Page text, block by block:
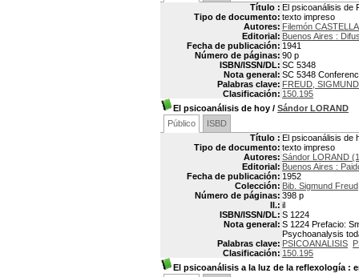
Título : El psicoanálisis de
Tipo de documento: texto impreso
Autores: Filemón
Editorial: Buenos Aires :
Fecha de publicación: 1941
Número de páginas: 90 p
ISBN/ISSN/DL: SC 5348
Nota general: SC 5348
Palabras clave: FREUD,
Clasificación: 150.195
El psicoanálisis de hoy / Sándor LORAND
Público
ISBD
Título : El psicoanálisis de
Tipo de documento: texto impreso
Autores: Sándor LORAND
Editorial: Buenos Aires :
Fecha de publicación: 1952
Colección: Bib. Sigmund Freud
Número de páginas: 398 p
Il.: il
ISBN/ISSN/DL: S 1224
Nota general: S 1224 Prefacio:
Psychoanalysis
Palabras clave: PSICOANALISIS
Clasificación: 150.195
El psicoanálisis a la luz de la reflexología :